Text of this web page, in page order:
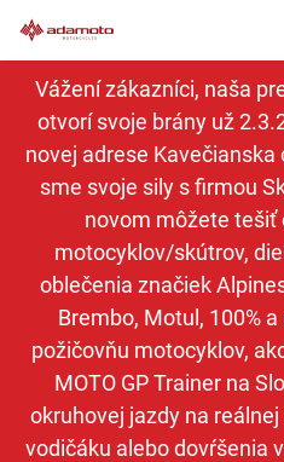
na
obsah
Vážení zákazníci, naša
otvorí svoje brány už
novej adrese Kavečianska
sme svoje sily s firmou
novom môžete tešiť
motocyklov/skútrov,
oblečenia značiek
Brembo, Motul, 100%
požičovňu motocyklov,
MOTO GP Trainer na
okruhovej jazdy na
vodičáku alebo dovŕšenia